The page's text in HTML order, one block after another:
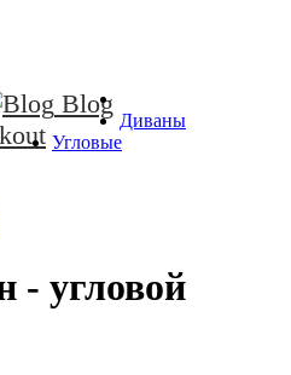
Blog
Диваны
Угловые
- угловой